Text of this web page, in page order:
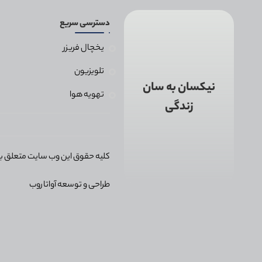
نیکسان به سان
زندگی
دسترسی سریع
یخچال فریزر
تلویزیون
تهویه هوا
کلیه حقوق این وب سایت
طراحی و توسعهآواتاروب